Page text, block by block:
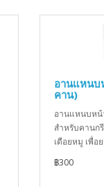
อานแหนบ
คาน)
อานแหนบหน้
สำหรับคานก
เดือยหมู เพื่อ
฿300